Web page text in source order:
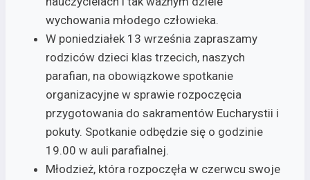
wychowania młodego człowieka.
W poniedziałek 13 września zapraszamy
rodziców dzieci klas trzecich, naszych
parafian, na obowiązkowe spotkanie
organizacyjne w sprawie rozpoczęcia
przygotowania do sakramentów Eucharystii i
pokuty. Spotkanie odbędzie się o godzinie
19.00 w auli parafialnej.
Młodzież, która rozpoczęła w czerwcu swoje